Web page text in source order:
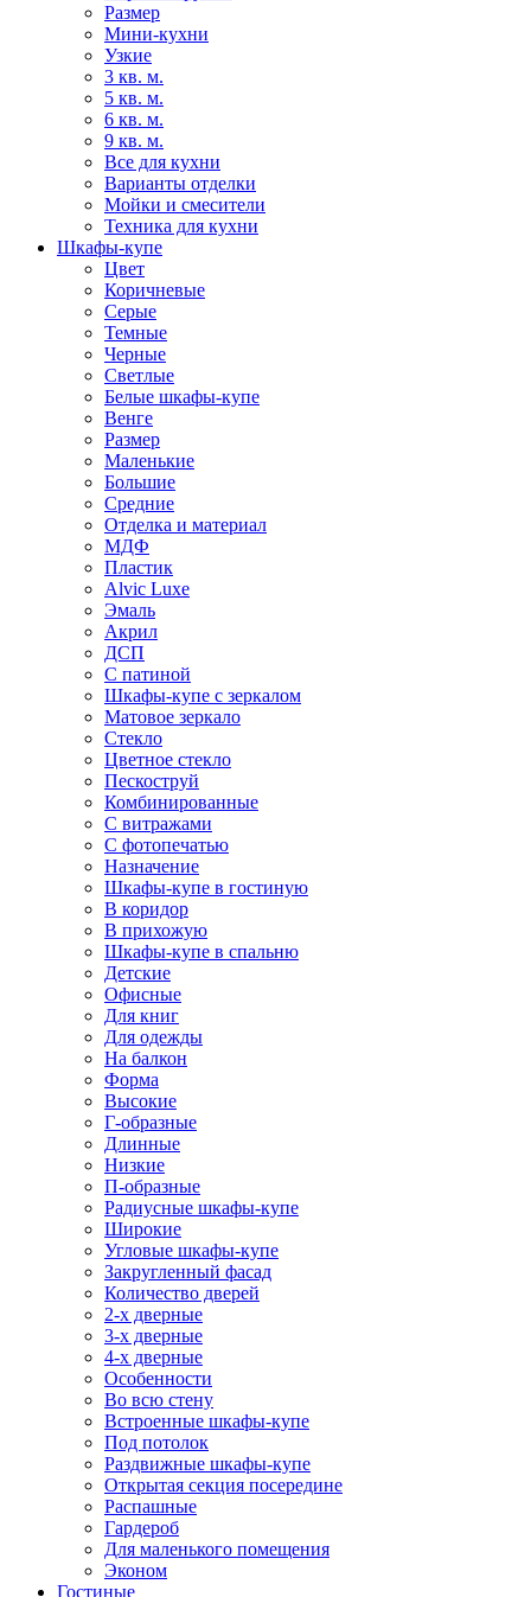
Размер
Мини-кухни
Узкие
3 кв. м.
5 кв. м.
6 кв. м.
9 кв. м.
Все для кухни
Варианты отделки
Мойки и смесители
Техника для кухни
Шкафы-купе
Цвет
Коричневые
Серые
Темные
Черные
Светлые
Белые шкафы-купе
Венге
Размер
Маленькие
Большие
Средние
Отделка и материал
МДФ
Пластик
Alvic Luxe
Эмаль
Акрил
ДСП
С патиной
Шкафы-купе с зеркалом
Матовое зеркало
Стекло
Цветное стекло
Пескоструй
Комбинированные
С витражами
С фотопечатью
Назначение
Шкафы-купе в гостиную
В коридор
В прихожую
Шкафы-купе в спальню
Детские
Офисные
Для книг
Для одежды
На балкон
Форма
Высокие
Г-образные
Длинные
Низкие
П-образные
Радиусные шкафы-купе
Широкие
Угловые шкафы-купе
Закругленный фасад
Количество дверей
2-х дверные
3-х дверные
4-х дверные
Особенности
Во всю стену
Встроенные шкафы-купе
Под потолок
Раздвижные шкафы-купе
Открытая секция посередине
Распашные
Гардероб
Для маленького помещения
Эконом
Гостиные